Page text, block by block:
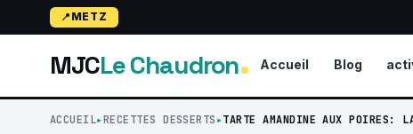
METZ
MJCLe Chaudron Accueil Blog
ACCUEIL RECETTES DESSERTS TARTE AMANDINE AUX POIRES: